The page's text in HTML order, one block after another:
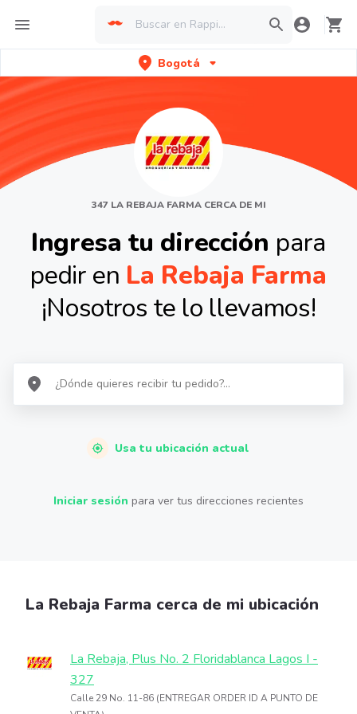
Bogotá
347 LA REBAJA FARMA CERCA DE MI
Ingresa tu dirección para
pedir en La Rebaja Farma
¡Nosotros te lo llevamos!
Usa tu ubicación actual
Iniciar sesión para ver tus direcciones recientes
La Rebaja Farma cerca de mi ubicación
La Rebaja, Plus No. 2 Floridablanca Lagos I -
327
Calle 29 No. 11-86 (ENTREGAR ORDER ID A PUNTO DE